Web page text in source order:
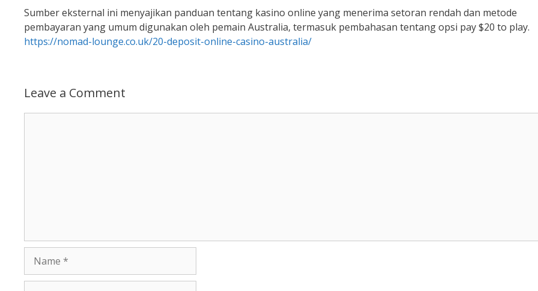
Sumber eksternal ini menyajikan panduan tentang kasino online yang menerima setoran rendah dan metode
pembayaran yang umum digunakan oleh pemain Australia, termasuk pembahasan tentang opsi pay $20 to play.
https://nomad-lounge.co.uk/20-deposit-online-casino-australia/
Leave a Comment